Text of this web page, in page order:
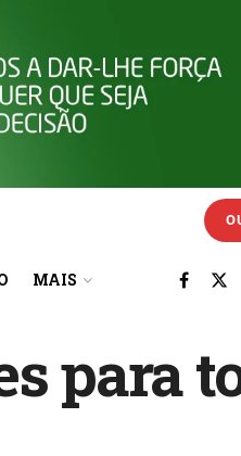
MAIS
para